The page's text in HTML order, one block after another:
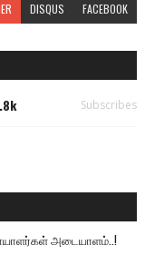
DISQUS FACEBOOK
Subscribes
அடையாளம்..!